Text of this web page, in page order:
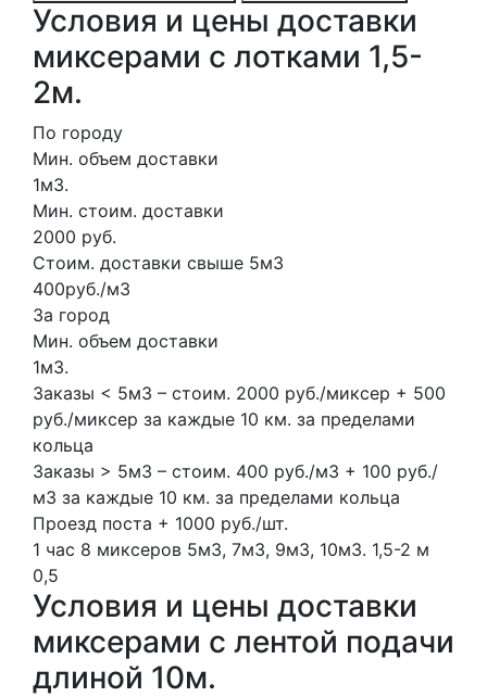
Условия и цены доставки
миксерами с лотками 1,5-
2м.
По городу
Мин. объем доставки
1м3.
Мин. стоим. доставки
2000 руб.
Стоим. доставки свыше 5м3
400руб./м3
За город
Мин. объем доставки
1м3.
Заказы < 5м3 – стоим. 2000 руб./миксер + 500
руб./миксер за каждые 10 км. за пределами
кольца
Заказы > 5м3 – стоим. 400 руб./м3 + 100 руб./
м3 за каждые 10 км. за пределами кольца
Проезд поста + 1000 руб./шт.
1 час 8 миксеров 5м3, 7м3, 9м3, 10м3. 1,5-2 м
0,5
Условия и цены доставки
миксерами с лентой подачи
длиной 10м.